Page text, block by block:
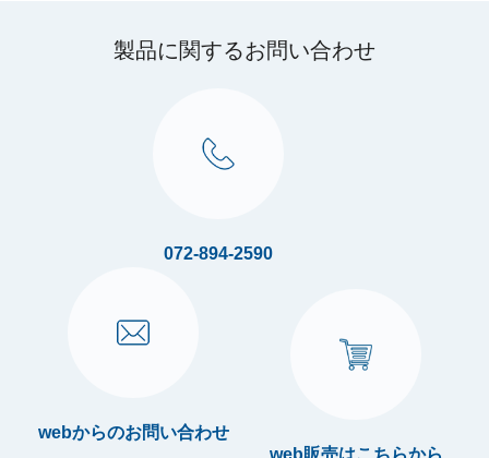
製品に関するお問い合わせ
072-894-2590
webからのお問い合わせ